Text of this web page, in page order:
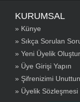
KURUMSAL
» Künye
» Sıkça Sorulan
» Yeni Üyelik
» Üye Girişi Yapın
» Şifrenizimi
» Üyelik Sözleşmesi